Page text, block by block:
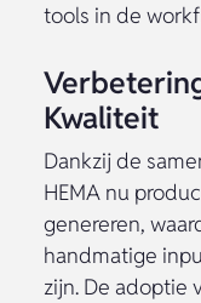
tools in de
Kwaliteit
Dankzij de
HEMA nu
genereren,
handmatige
zijn. De adoptie